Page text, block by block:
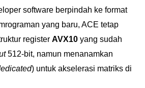
software berpindah ke format
yang baru, ACE tetap
register AVX10yang sudah
512-bit, namun menanamkan
) untuk akselerasi matriks di